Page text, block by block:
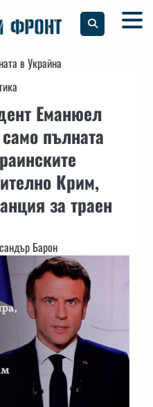
в Украйна
Еманюел
пълната
Крим,
за траен
Барон